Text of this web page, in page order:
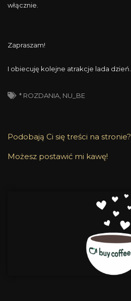
włącznie.
Zapraszam!
I obiecuję kolejne atrakcje lada dzień.
* ROZDANIA NU_BE
Podobają Ci się treści na stronie?
Możesz postawić mi kawę!